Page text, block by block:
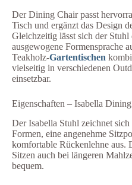
Der Dining Chair passt
Tisch und ergänzt das Design
Gleichzeitig lässt sich der Stuhl
ausgewogene Formensprache
Teakholz-Gartentischen
vielseitig in verschiedenen
einsetzbar.
Eigenschaften – Isabella
Der Isabella Stuhl zeichnet
Formen, eine angenehme
komfortable Rückenlehne aus.
Sitzen auch bei längeren
bequem.